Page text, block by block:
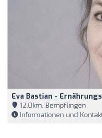
Eva Bastian -
12,0km, Bempflingen
Informationen und